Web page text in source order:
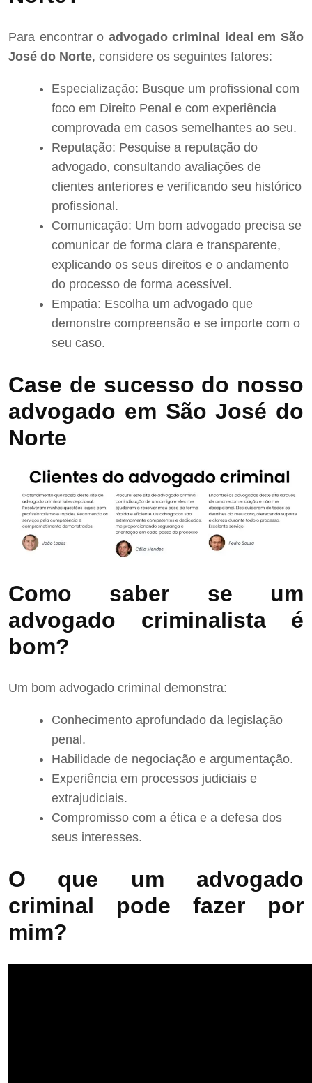
Para encontrar o advogado criminal ideal em São
José do Norte, considere os seguintes fatores:
Especialização: Busque um profissional com
foco em Direito Penal e com experiência
comprovada em casos semelhantes ao seu.
Reputação: Pesquise a reputação do
advogado, consultando avaliações de
clientes anteriores e verificando seu histórico
profissional.
Comunicação: Um bom advogado precisa se
comunicar de forma clara e transparente,
explicando os seus direitos e o andamento
do processo de forma acessível.
Empatia: Escolha um advogado que
demonstre compreensão e se importe com o
seu caso.
Case de sucesso do nosso
advogado em São José do
Norte
Como saber se um
advogado criminalista é
bom?
Um bom advogado criminal demonstra:
Conhecimento aprofundado da legislação
penal.
Habilidade de negociação e argumentação.
Experiência em processos judiciais e
extrajudiciais.
Compromisso com a ética e a defesa dos
seus interesses.
O que um advogado
criminal pode fazer por
mim?